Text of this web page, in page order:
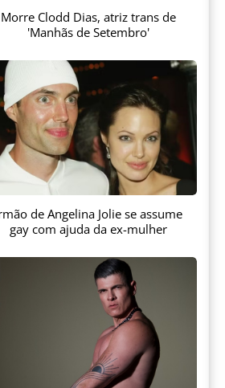
Morre Clodd Dias, atriz trans de
'Manhãs de Setembro'
de Angelina Jolie se assume
gay com ajuda da ex-mulher